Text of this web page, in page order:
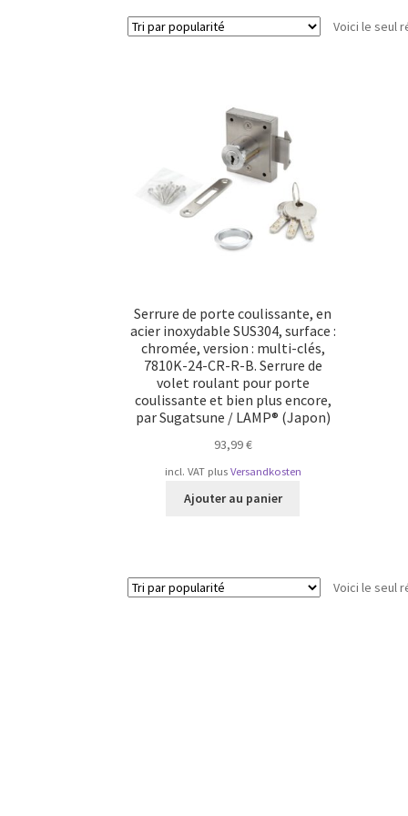
Voici le seul
Serrure de porte coulissante, en
acier inoxydable SUS304, surface :
chromée, version : multi-clés,
7810K-24-CR-R-B. Serrure de
volet roulant pour porte
coulissante et bien plus encore,
par Sugatsune / LAMP® (Japon)
93,99€
incl. VAT plus Versandkosten
Ajouter au panier
Voici le seul